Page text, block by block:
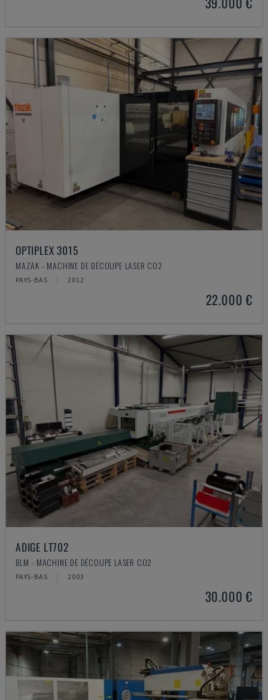
OPTIPLEX 3015
MAZAK - MACHINE DE DÉCOUPE LASER CO2
PAYS-BAS 2012
22.000 €
ADIGE LT702
BLM - MACHINE DE DÉCOUPE LASER CO2
PAYS-BAS 2003
30.000 €